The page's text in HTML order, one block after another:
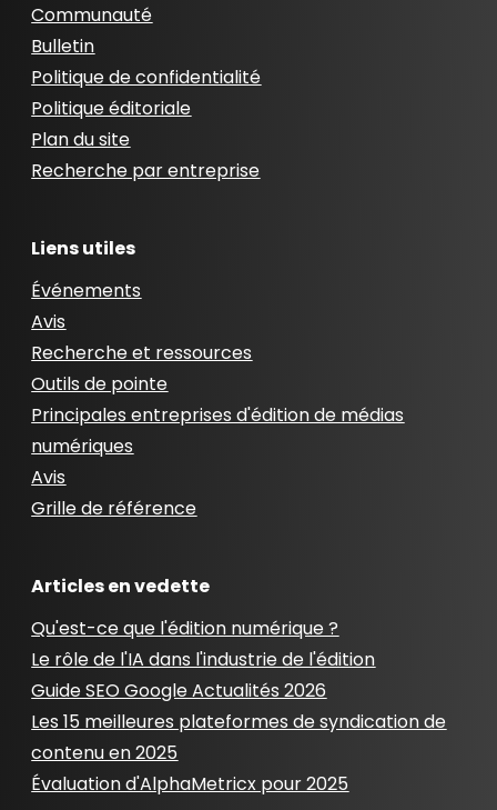
Communauté
Bulletin
Politique de confidentialité
Politique éditoriale
Plan du site
Recherche par entreprise
Liens utiles
Événements
Avis
Recherche et ressources
Outils de pointe
Principales entreprises d'édition de médias
numériques
Avis
Grille de référence
Articles en vedette
Qu'est-ce que l'édition numérique ?
Le rôle de l'IA dans l'industrie de l'édition
Guide SEO Google Actualités 2026
Les 15 meilleures plateformes de syndication de
contenu en 2025
Évaluation d'AlphaMetricx pour 2025